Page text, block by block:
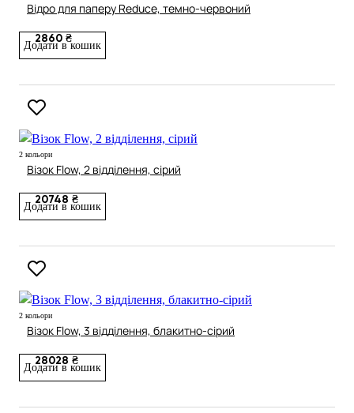
Відро для паперу Reduce, темно-червоний
2860 ₴
Додати в кошик
2 кольори
Візок Flow, 2 відділення, сірий
20748 ₴
Додати в кошик
2 кольори
Візок Flow, 3 відділення, блакитно-сірий
28028 ₴
Додати в кошик